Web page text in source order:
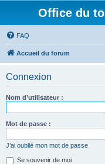
Office du
FAQ
Accueil du forum
Connexion
Nom d’utilisateur :
Mot de passe :
J’ai oublié mon mot de passe
Se souvenir de moi